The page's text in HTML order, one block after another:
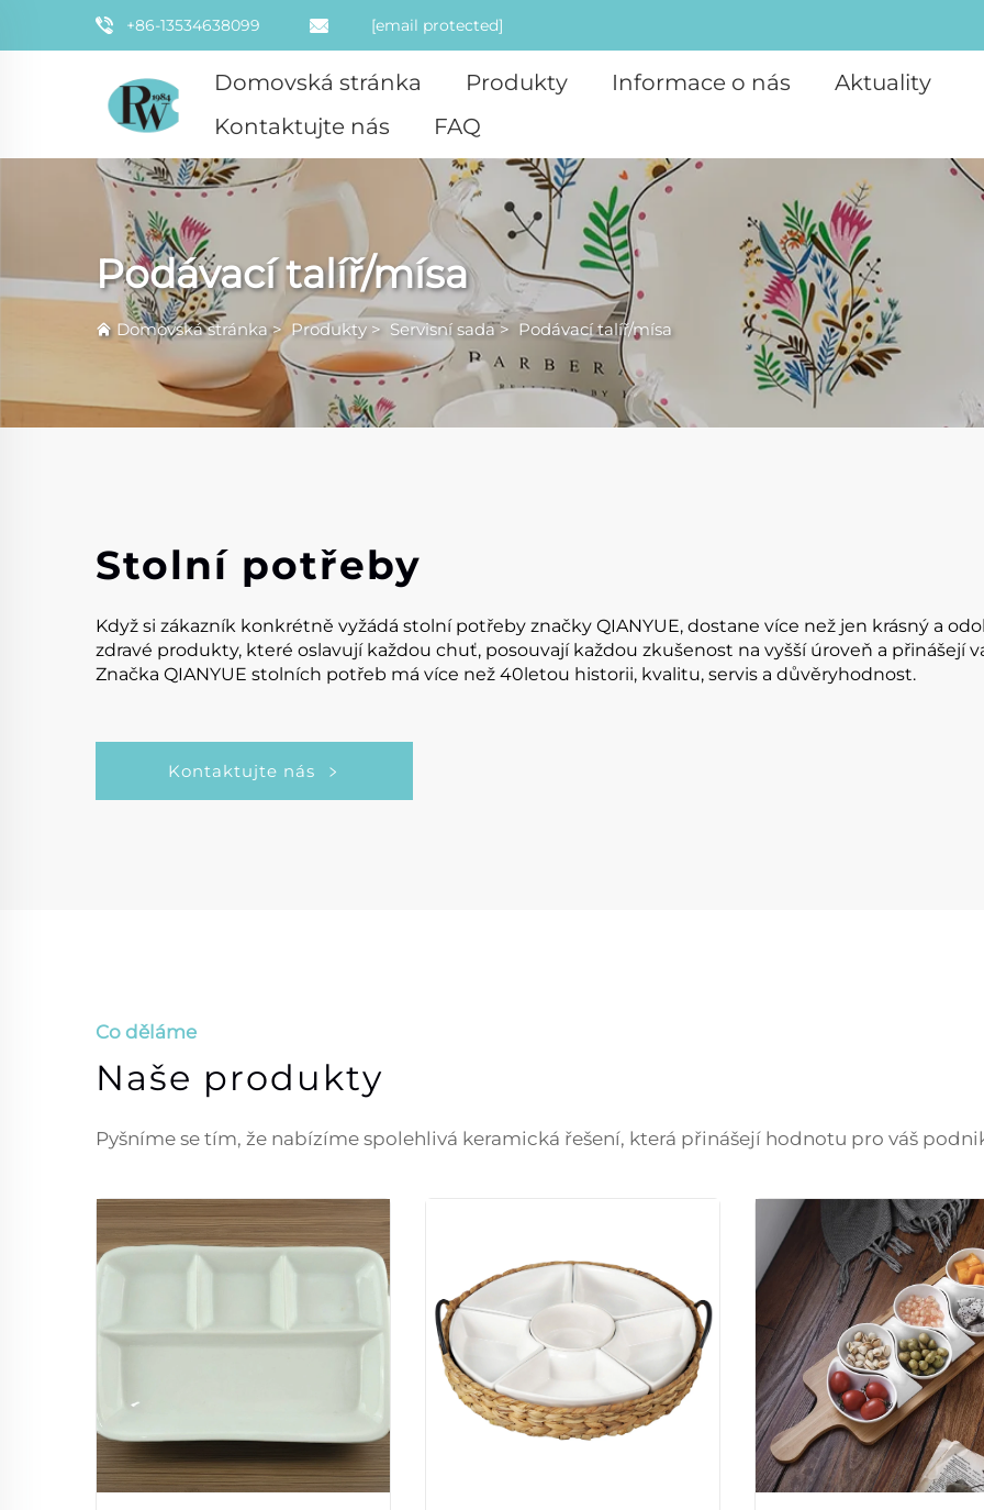
+86-13534638099 [email protected]
Domovská stránka Produkty Informace o nás
Aktuality
Kontaktujte nás
FAQ
Podávací talíř/mísa
Domovská stránka>Produkty> Servisní sada> Podávací talíř/mísa
Stolní potřeby
Když si zákazník konkrétně vyžádá stolní potřeby značky QIANYUE, dostane více než jen krásný a
zdravé produkty, které oslavují každou chuť, posouvají každou zkušenost na vyšší úroveň a přinášejí
Značka QIANYUE stolních potřeb má více než 40letou historii, kvalitu, servis a důvěryhodnost.
Kontaktujte nás
Co děláme
Naše produkty
Pyšníme se tím, že nabízíme spolehlivá keramická řešení, která přinášejí hodnotu pro váš